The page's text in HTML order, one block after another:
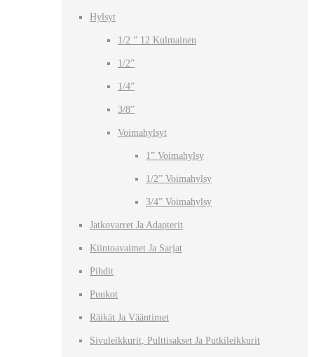
Hylsyt
1/2 ” 12 Kulmainen
1/2”
1/4”
3/8”
Voimahylsyt
1” Voimahylsy
1/2” Voimahylsy
3/4” Voimahylsy
Jatkovarret Ja Adapterit
Kiintoavaimet Ja Sarjat
Pihdit
Puukot
Räikät Ja Vääntimet
Sivuleikkurit, Pulttisakset Ja Putkileikkurit